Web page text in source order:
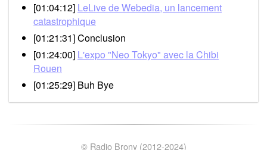
[01:04:12] LeLive de Webedia, un lancement
catastrophique
[01:21:31] Conclusion
[01:24:00] L'expo "Neo Tokyo" avec la Chibi
Rouen
[01:25:29] Buh Bye
© Radio Brony (2012-2024)